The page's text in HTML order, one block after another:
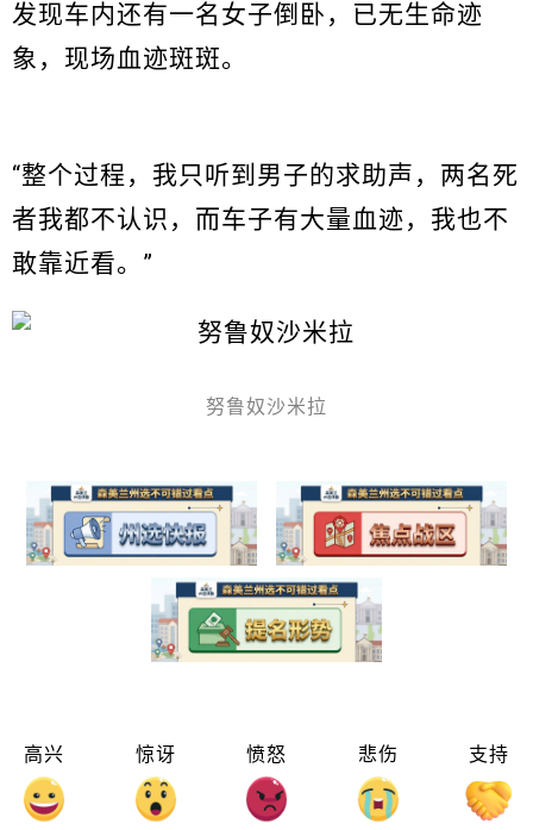
发现车内还有一名女子倒卧，已无生命迹
象，现场血迹斑斑。
“整个过程，我只听到男子的求助声，两名死
者我都不认识，而车子有大量血迹，我也不
敢靠近看。”
努鲁奴沙米拉
高兴 惊讶 愤怒 悲伤 支持